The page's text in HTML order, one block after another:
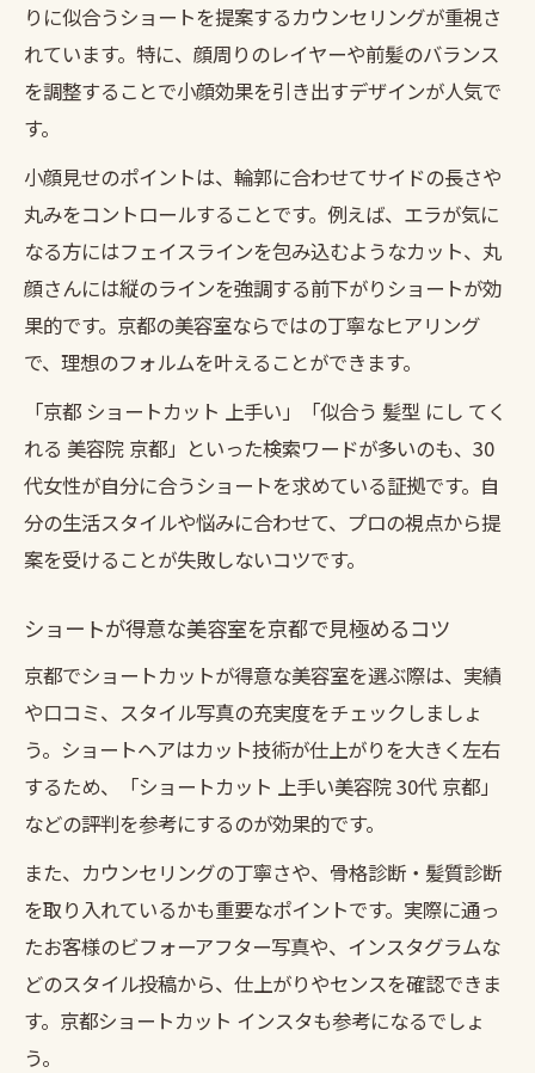
大人女性が輝く京都のショートスタイルの
秘訣
京都美容室ならではのショート提案力に注
目
30代女性が京都で選ぶべきショートの条件
30代からの艶髪ショートを求めるなら京都で決
まり
京都美容室で実現する30代の艶髪ショート
術
ショートでも艶髪を叶える京都の美容室選
び方
京都で30代が艶やかなショートを手に入れ
京都美容室のトリートメントで叶う艶ショ
ート
30代女性が京都で選ぶ艶髪ショートのポイ
ント
ショートが得意な美容室で美しさが輝く理由
京都美容室のショート技術が美しさを引き
出す
ショートが得意な京都美容室のこだわりポ
イント
30代女性の美しさを際立てるショートの魅
力
りに似合うショートを提案するカウンセリングが重視さ
れています。特に、顔周りのレイヤーや前髪のバランス
を調整することで小顔効果を引き出すデザインが人気で
す。
小顔見せのポイントは、輪郭に合わせてサイドの長さや
丸みをコントロールすることです。例えば、エラが気に
なる方にはフェイスラインを包み込むようなカット、丸
顔さんには縦のラインを強調する前下がりショートが効
果的です。京都の美容室ならではの丁寧なヒアリング
で、理想のフォルムを叶えることができます。
「京都 ショートカット 上手い」「似合う 髪型 にし てく
れる 美容院 京都」といった検索ワードが多いのも、30
代女性が自分に合うショートを求めている証拠です。自
分の生活スタイルや悩みに合わせて、プロの視点から提
案を受けることが失敗しないコツです。
ショートが得意な美容室を京都で見極めるコツ
京都でショートカットが得意な美容室を選ぶ際は、実績
や口コミ、スタイル写真の充実度をチェックしましょ
う。ショートヘアはカット技術が仕上がりを大きく左右
するため、「ショートカット 上手い美容院 30代 京都」
などの評判を参考にするのが効果的です。
また、カウンセリングの丁寧さや、骨格診断・髪質診断
を取り入れているかも重要なポイントです。実際に通っ
たお客様のビフォーアフター写真や、インスタグラムな
どのスタイル投稿から、仕上がりやセンスを確認できま
す。京都ショートカット インスタも参考になるでしょ
う。